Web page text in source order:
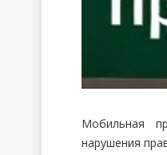
Мобильная
нарушения